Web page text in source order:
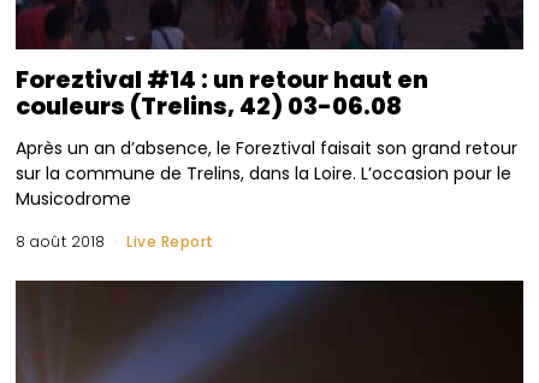
Foreztival #14 : un retour haut en
couleurs (Trelins, 42) 03-06.08
Après un an d’absence, le Foreztival faisait son grand retour
sur la commune de Trelins, dans la Loire. L’occasion pour le
Musicodrome
8 août 2018 Live Report